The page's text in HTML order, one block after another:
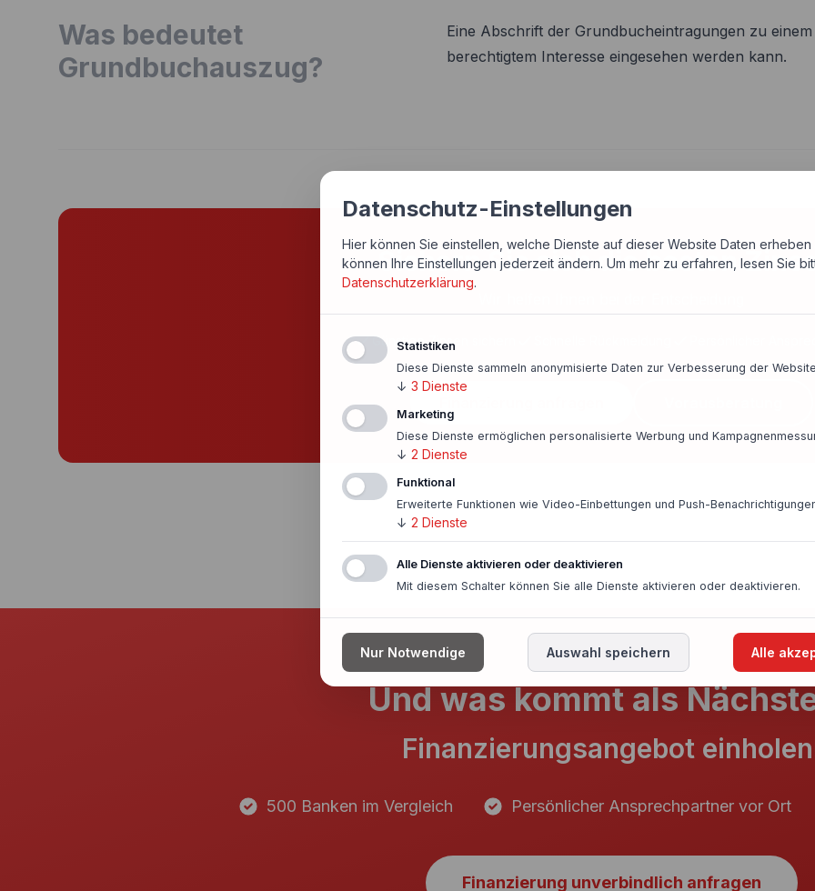
Was bedeutet
Grundbuchauszug?
Eine Abschrift der Grundbucheintragungen zu einem
berechtigtem Interesse eingesehen werden kann.
Sichern Sie sich die besten
Günstige Zinsen sichern
Und was kommt als
Finanzierungsangebot
500 Banken im Vergleich Persönlicher Ansprechpartner vor Ort
Finanzierung unverbindlich anfragen
Datenschutz-Einstellungen
Hier können Sie einstellen, welche Dienste auf dieser Website Daten erheben
können Ihre Einstellungen jederzeit ändern. Um mehr zu erfahren, lesen Sie
Datenschutzerklärung.
Statistiken
Diese Dienste sammeln anonymisierte Daten zur Verbesserung der
↓ 3 Dienste
Marketing
Diese Dienste ermöglichen personalisierte Werbung und
↓ 2 Dienste
Funktional
Erweiterte Funktionen wie Video-Einbettungen und Push-
↓ 2 Dienste
Alle Dienste aktivieren oder deaktivieren
Mit diesem Schalter können Sie alle Dienste aktivieren oder deaktivieren.
Nur Notwendige Auswahl speichern Alle